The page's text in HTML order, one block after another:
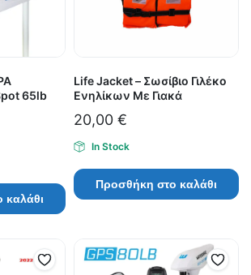
65lb
Life Jacket – Σωσίβιο Γιλέκο
Ενηλίκων Με Γιακά
20,00 €
In Stock
Προσθήκη στο καλάθι